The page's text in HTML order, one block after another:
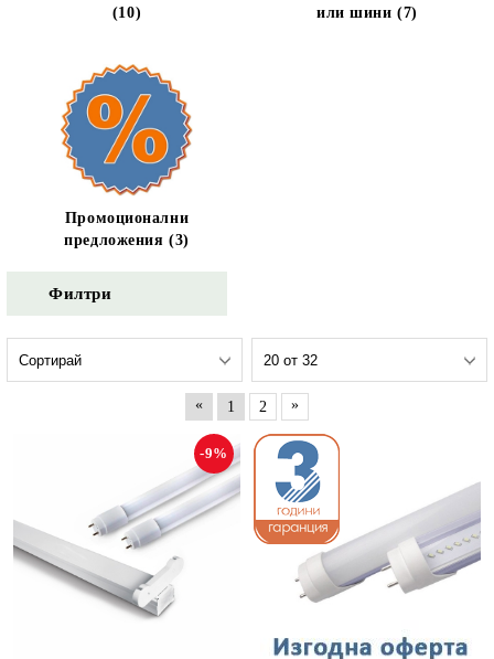
(10)
или шини (7)
Промоционални
предложения (3)
Филтри
« 1 2 »
-9%